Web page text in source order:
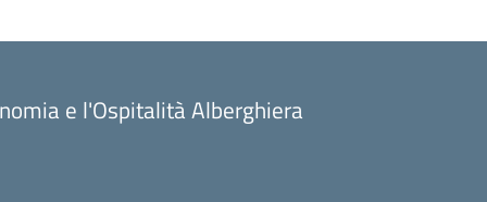
e l'Ospitalità Alberghiera